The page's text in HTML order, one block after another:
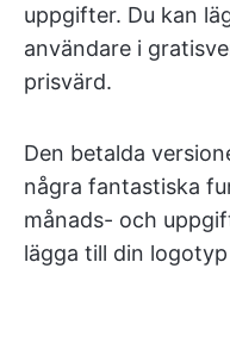
uppgifter. Du kan
användare i
prisvärd.
Den betalda
några fantastiska
månads- och
lägga till din